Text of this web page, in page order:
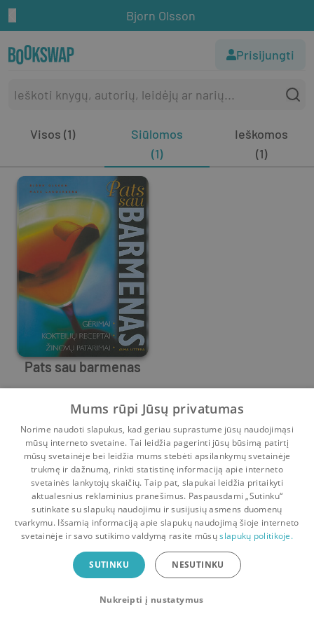
Bjorn Olsson
Prisijungti
Visos (1)
Siūlomos
(1)
Ieškomos
(1)
Pats sau barmenas
Bjorn Olsson,Mats Landerberg
Pradinis Krepšelis Pokalbiai Pranešimai Paskyra
Bookswap programėlė
Mainykis knygomis dar patogiau!
Uždaryti
Mums rūpi Jūsų privatumas
Norime naudoti slapukus, kad geriau suprastume jūsų naudojimąsi
mūsų interneto svetaine. Tai leidžia pagerinti jūsų būsimą patirtį
mūsų svetainėje bei leidžia mums stebėti apsilankymų svetainėje
trukmę ir dažnumą, rinkti statistinę informaciją apie interneto
svetainės lankytojų skaičių. Taip pat, slapukai leidžia pritaikyti
aktualesnius reklaminius pranešimus. Paspausdami „Sutinku“
sutinkate su slapukų naudojimu ir susijusių asmens duomenų
tvarkymu. Išsamią informaciją apie slapukų naudojimą šioje interneto
svetainėje ir savo sutikimo valdymą rasite mūsųslapukų politikoje.
SUTINKU NESUTINKU
Nukreipti į nustatymus